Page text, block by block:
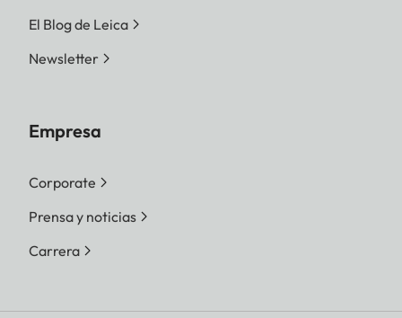
El Blog de Leica
Newsletter
Empresa
Corporate
Prensa y noticias
Carrera